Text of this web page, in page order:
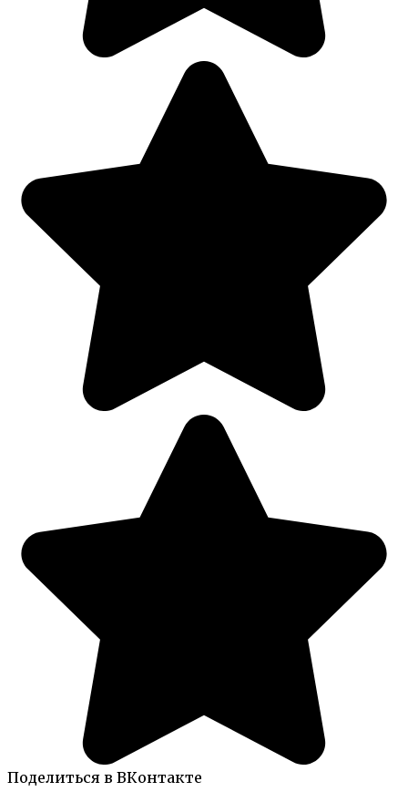
Поделиться в ВКонтакте